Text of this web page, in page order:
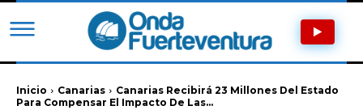
Inicio Canarias
Canarias Recibirá 23 Millones Del Estado
Para Compensar El Impacto De Las...